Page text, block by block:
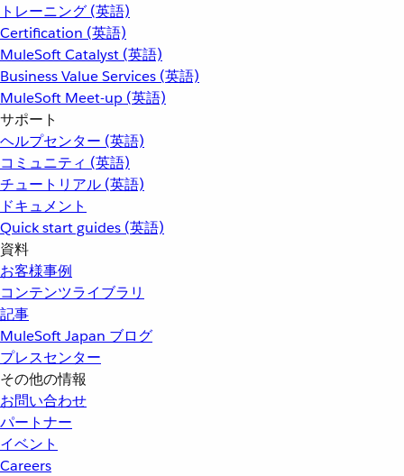
トレーニング (英語)
Certification (英語)
MuleSoft Catalyst (英語)
Business Value Services (英語)
MuleSoft Meet-up (英語)
サポート
ヘルプセンター (英語)
コミュニティ (英語)
チュートリアル (英語)
ドキュメント
Quick start guides (英語)
資料
お客様事例
コンテンツライブラリ
記事
MuleSoft Japan ブログ
プレスセンター
その他の情報
お問い合わせ
パートナー
イベント
Careers